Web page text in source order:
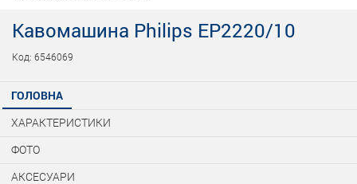
Кавомашина Philips EP2220/10
Код: 6546069
ГОЛОВНА
ХАРАКТЕРИСТИКИ
ФОТО
АКСЕСУАРИ